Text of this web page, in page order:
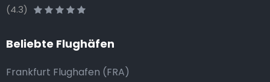
(4.3)
Beliebte Flughäfen
Frankfurt Flughafen (FRA)